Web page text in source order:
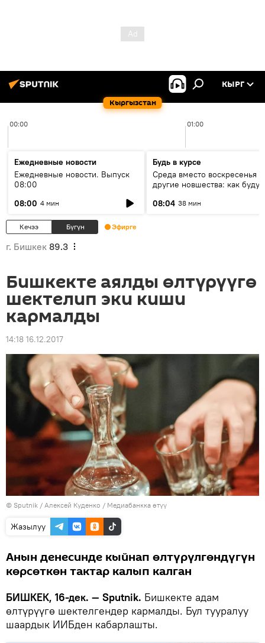
Кыргызстан
КЫРГ
00:00 01:00
Ежедневные новости
Ежедневные новости. Выпуск
08:00
08:00 4 мин
Будь в курсе
Среда вместо воскресенья и
другие новшества: как будут
08:04 38 мин
Кечээ Бүгүн Эфирге
г. Бишкек 89.3
Бишкекте аялды өлтүрүүгө
шектелип эки киши
кармалды
14:18 16.12.2017
© Sputnik / Алексей Куденко / Медиабанкка өтүү
Жазылуу
Анын денесинде кыйнап өлтүрүлгөндүгүн
көрсөткөн тактар калып калган
БИШКЕК, 16-дек. — Sputnik. Бишкекте адам
өлтүрүүгө шектелгендер кармалды. Бул тууралуу
шаардык ИИБден кабарлашты.